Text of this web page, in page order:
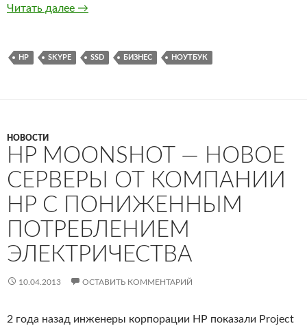
Читать далее HP ProBook 400 — недорогая линейка
→
HP SKYPE SSD БИЗНЕС НОУТБУК
НОВОСТИ
HP MOONSHOT — НОВОЕ
СЕРВЕРЫ ОТ КОМПАНИИ
HP С ПОНИЖЕННЫМ
ПОТРЕБЛЕНИЕМ
ЭЛЕКТРИЧЕСТВА
10.04.2013 ОСТАВИТЬ КОММЕНТАРИЙ
2 года назад инженеры корпорации HP показали Project